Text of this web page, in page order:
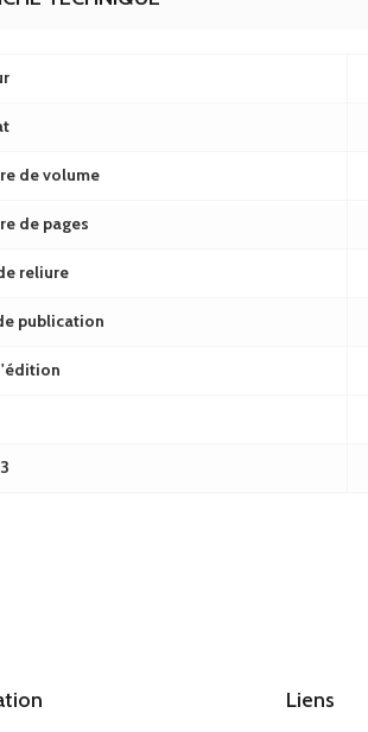
de volume
de pages
reliure
publication
Liens